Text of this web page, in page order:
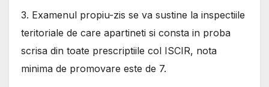
3. Examenul propiu-zis se va sustine la inspectiile
teritoriale de care apartineti si consta in proba
scrisa din toate prescriptiile col ISCIR, nota
minima de promovare este de 7.